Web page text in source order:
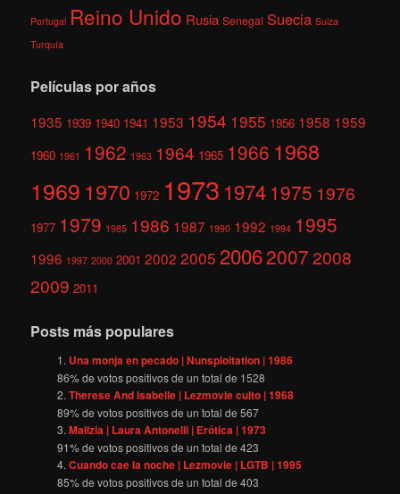
Portugal Reino Unido Rusia Senegal Suecia Suiza
Turquía
Películas por años
1935 1939 1940 1941 1953 1954 1955 1956 1958 1959
1960 1961 1962 1963 1964 1965 1966 1968
1969 1970 1972 1973 1974 1975 1976
1977 1979 1985 1986 1987 1990 1992 1994 1995
1996 1997 2000 2001 2002 2005 200620072008
2009 2011
Posts más populares
Una monja en pecado | Nunsploitation | 1986
86% de votos positivos de un total de 1528
Therese And Isabelle | Lezmovie culto | 1968
89% de votos positivos de un total de567
Malizia | Laura Antonelli | Erótica | 1973
91% de votos positivos de un total de423
Cuando cae la noche | Lezmovie | LGTB | 1995
85% de votos positivos de un total de403